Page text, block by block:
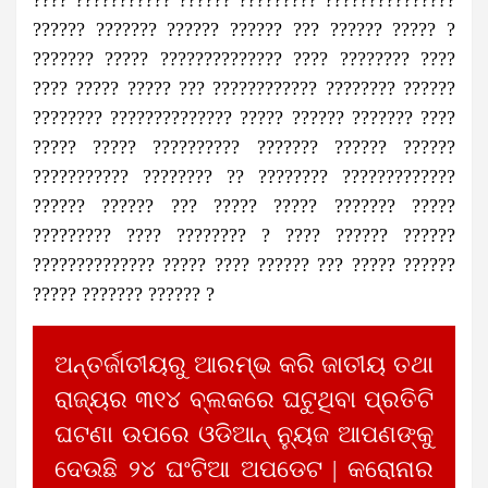
?????? ??????? ?????? ?????? ??? ?????? ????? ?
??????? ????? ?????????????? ???? ???????? ????
???? ????? ????? ??? ???????????? ???????? ??????
???????? ?????????????? ????? ?????? ??????? ????
????? ????? ?????????? ??????? ?????? ??????
??????????? ???????? ?? ???????? ?????????????
?????? ?????? ??? ????? ????? ??????? ?????
????????? ???? ???????? ? ???? ?????? ??????
?????????????? ????? ???? ?????? ??? ????? ??????
????? ??????? ?????? ?
ଅନ୍ତର୍ଜାତୀୟରୁ ଆରମ୍ଭ କରି ଜାତୀୟ ତଥା
ରାଜ୍ୟର ୩୧୪ ବ୍ଲକରେ ଘଟୁଥିବା ପ୍ରତିଟି
ଘଟଣା ଉପରେ ଓଡିଆନ୍ ନ୍ୟୁଜ ଆପଣଙ୍କୁ
ଦେଉଛି ୨୪ ଘଂଟିଆ ଅପଡେଟ | କରୋନାର